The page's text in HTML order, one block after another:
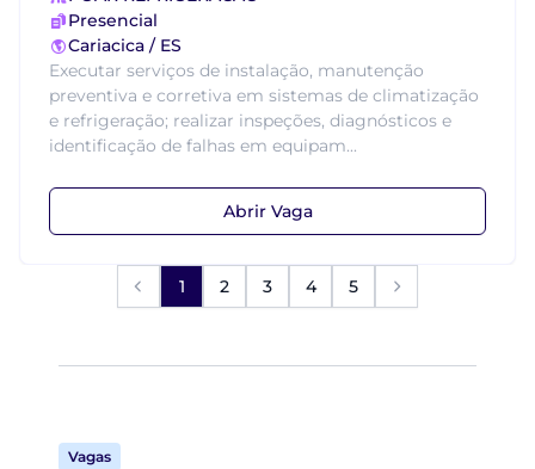
Presencial
Cariacica / ES
Executar serviços de instalação, manutenção
preventiva e corretiva em sistemas de climatização
e refrigeração; realizar inspeções, diagnósticos e
identificação de falhas em equipam...
Abrir Vaga
1 2 3 4 5
Vagas